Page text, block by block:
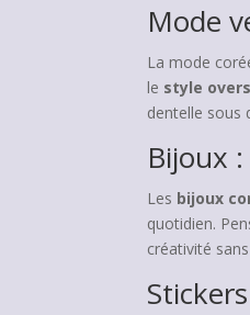
Mode
La mode
le style
dentelle sous
Bijoux
Les bijoux
quotidien.
créativité